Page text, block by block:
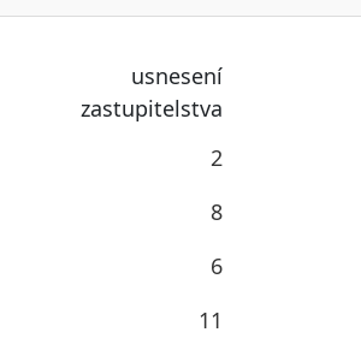
usnesení
zastupitelstva
2
8
6
11